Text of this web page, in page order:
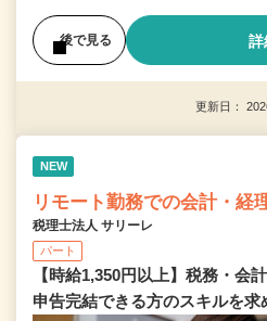
後で見る 詳
更新日：
NEW
リモート勤務での会計・経
税理士法人 サリーレ
パート
【時給1,350円以上】税務・会
申告完結できる⽅のスキルを求